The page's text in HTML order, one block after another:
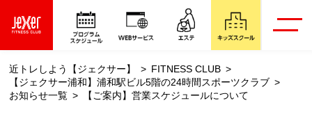
近トレしよう【ジェクサー】
FITNESS CLUB
【ジェクサー浦和】浦和駅ビル5階の24時間スポーツクラブ
お知らせ一覧
【ご案内】営業スケジュールについて